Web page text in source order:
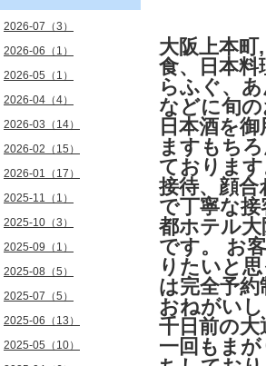
大阪上本
食、日本
らふぐ、
などに旬
日本酒を
ますもち
ておりま
接待、顔
で丁寧な
都ホテル
です。 お
りたいと
は完全予
おねがい
千日前の
一回もま
2026-07（3）
2026-06（1）
2026-05（1）
2026-04（4）
2026-03（14）
2026-02（15）
2026-01（17）
2025-11（1）
2025-10（3）
2025-09（1）
2025-08（5）
2025-07（5）
2025-06（13）
2025-05（10）